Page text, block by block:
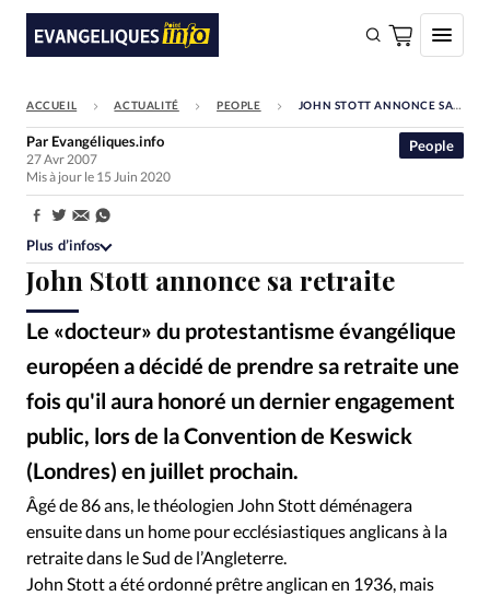
FAIRE UN DON
Faire un don
Société
Monde
Bible
Toute l'actualité
Se connecter
Devise:
RUBRIQUES
Toute l'actualité Bible Culture
Economie
Eglises
Histoire Laicité
Liberté religieuse
Mission
Monde People Politique
Religions
ACCUEIL ACTUALITÉ PEOPLE JOHN STOTT ANNONCE SA RETRAITE
John Stott annonce sa retraite
Le «docteur» du protestantisme évangélique
européen a décidé de prendre sa retraite une
fois qu'il aura honoré un dernier engagement
public, lors de la Convention de Keswick
(Londres) en juillet prochain.
People
Par Evangéliques.info
27 Avr 2007
Mis à jour le 15 Juin 2020
Partager:
Plus d’infos
Âgé de 86 ans, le théologien John Stott déménagera
ensuite dans un home pour ecclésiastiques anglicans à la
retraite dans le Sud de l’Angleterre.
John Stott a été ordonné prêtre anglican en 1936, mais